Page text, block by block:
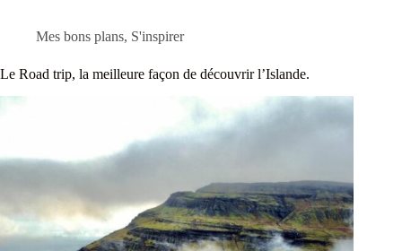
Mes bons plans, S'inspirer
Le Road trip, la meilleure façon de découvrir l’Islande.